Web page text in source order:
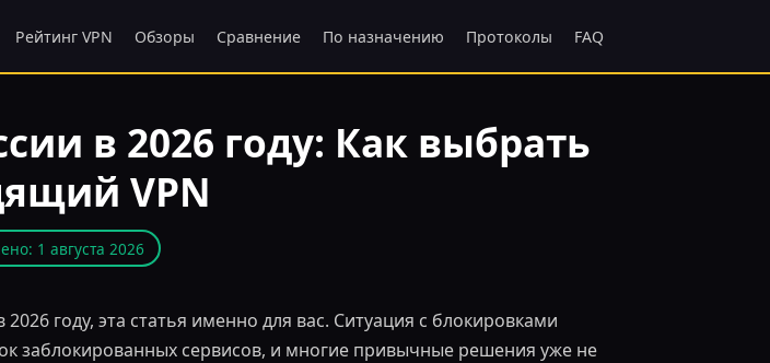
Рейтинг VPN Обзоры Сравнение По назначению Протоколы FAQ
в 2026 году: Как выбрать
VPN
1 августа 2026
году, эта статья именно для вас. Ситуация с блокировками
заблокированных сервисов, и многие привычные решения уже не